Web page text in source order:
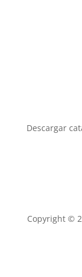
Descargar
Copyright ©